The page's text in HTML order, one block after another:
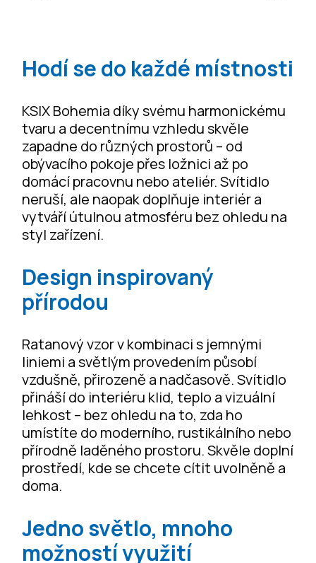
Hodí se do každé místnosti
KSIX Bohemia díky svému harmonickému
tvaru a decentnímu vzhledu skvěle
zapadne do různých prostorů – od
obývacího pokoje přes ložnici až po
domácí pracovnu nebo ateliér. Svítidlo
neruší, ale naopak doplňuje interiér a
vytváří útulnou atmosféru bez ohledu na
styl zařízení.
Design inspirovaný
přírodou
Ratanový vzor v kombinaci s jemnými
liniemi a světlým provedením působí
vzdušně, přirozeně a nadčasově. Svítidlo
přináší do interiéru klid, teplo a vizuální
lehkost – bez ohledu na to, zda ho
umístíte do moderního, rustikálního nebo
přírodně laděného prostoru. Skvěle doplní
prostředí, kde se chcete cítit uvolněně a
doma.
Jedno světlo, mnoho
možností využití